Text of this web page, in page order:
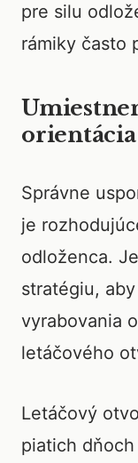
pre silu
rámiky často
Správne
je
odloženca.
stratégiu,
vyrabovania
letáčového
Letáčový
piatich